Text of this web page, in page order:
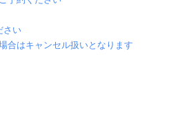
さい
合はキャンセル扱いとなります